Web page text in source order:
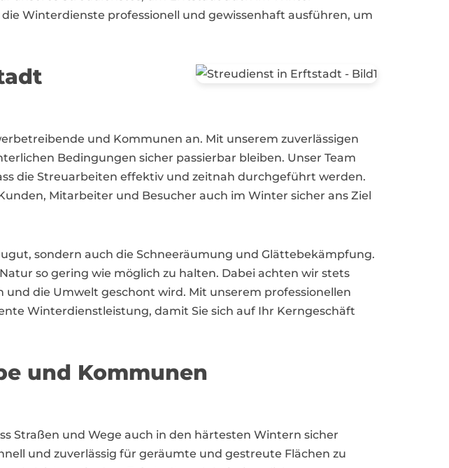
Winterdienste professionell und gewissenhaft ausführen, um
und Kommunen an. Mit unserem zuverlässigen
Bedingungen sicher passierbar bleiben. Unser Team
die Streuarbeiten effektiv und zeitnah durchgeführt werden.
Mitarbeiter und Besucher auch im Winter sicher ans Ziel
sondern auch die Schneeräumung und Glättebekämpfung.
so gering wie möglich zu halten. Dabei achten wir stets
die Umwelt geschont wird. Mit unserem professionellen
Winterdienstleistung, damit Sie sich auf Ihr Kerngeschäft
und Kommunen
Straßen und Wege auch in den härtesten Wintern sicher
und zuverlässig für geräumte und gestreute Flächen zu